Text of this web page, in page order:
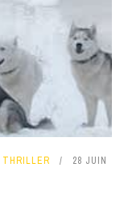
THRILLER
28 JUIN